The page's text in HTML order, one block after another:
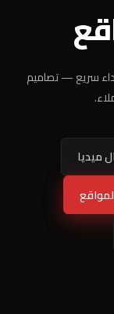
سريع — تصاميم
ميديا